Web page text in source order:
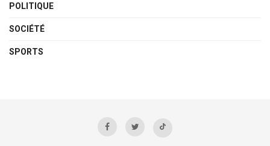
POLITIQUE
SOCIÉTÉ
SPORTS